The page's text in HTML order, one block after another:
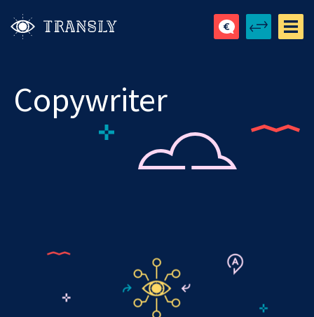
Copywriter